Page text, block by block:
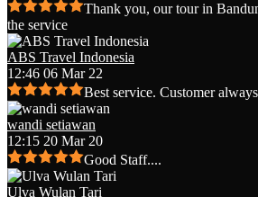
Thank you, our tour in
the service
ABS Travel Indonesia
12:46 06 Mar 22
Best service. Customer
wandi setiawan
12:15 20 Mar 20
Good Staff....
Ulva Wulan Tari